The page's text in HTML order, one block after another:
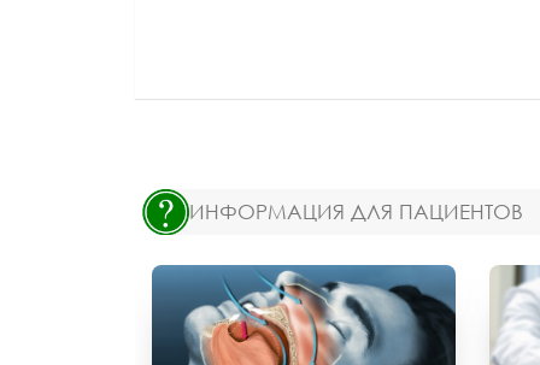
ИНФОРМАЦИЯ ДЛЯ ПАЦИЕНТОВ